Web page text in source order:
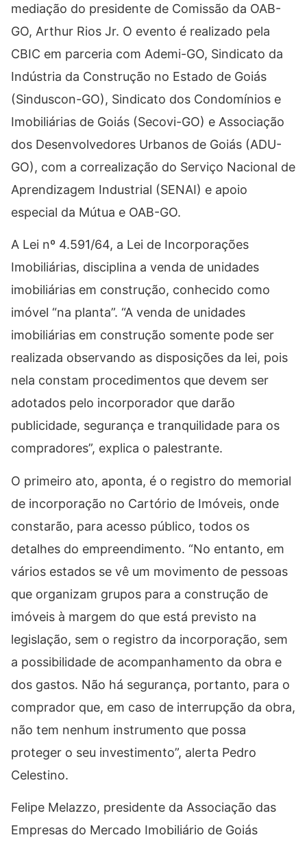
mediação do presidente de Comissão da OAB-
GO, Arthur Rios Jr. O evento é realizado pela
CBIC em parceria com Ademi-GO, Sindicato da
Indústria da Construção no Estado de Goiás
(Sinduscon-GO), Sindicato dos Condomínios e
Imobiliárias de Goiás (Secovi-GO) e Associação
dos Desenvolvedores Urbanos de Goiás (ADU-
GO), com a correalização do Serviço Nacional de
Aprendizagem Industrial (SENAI) e apoio
especial da Mútua e OAB-GO.
A Lei nº 4.591/64, a Lei de Incorporações
Imobiliárias, disciplina a venda de unidades
imobiliárias em construção, conhecido como
imóvel “na planta”. “A venda de unidades
imobiliárias em construção somente pode ser
realizada observando as disposições da lei, pois
nela constam procedimentos que devem ser
adotados pelo incorporador que darão
publicidade, segurança e tranquilidade para os
compradores”, explica o palestrante.
O primeiro ato, aponta, é o registro do memorial
de incorporação no Cartório de Imóveis, onde
constarão, para acesso público, todos os
detalhes do empreendimento. “No entanto, em
vários estados se vê um movimento de pessoas
que organizam grupos para a construção de
imóveis à margem do que está previsto na
legislação, sem o registro da incorporação, sem
a possibilidade de acompanhamento da obra e
dos gastos. Não há segurança, portanto, para o
comprador que, em caso de interrupção da obra,
não tem nenhum instrumento que possa
proteger o seu investimento”, alerta Pedro
Celestino.
Felipe Melazzo, presidente da Associação das
Empresas do Mercado Imobiliário de Goiás